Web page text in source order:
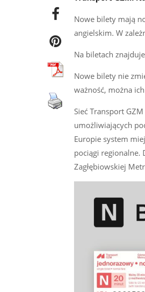
Nowe bilety mają
angielskim. W
Na biletach
Nowe bilety nie
ważność, można
Sieć Transport
umożliwiających
Europie system
pociągi regionalne.
Zagłębiowskiej